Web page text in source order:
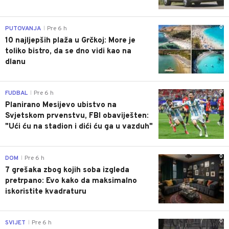
0
PUTOVANJA Pre 6 h
10 najljepših plaža u Grčkoj: More je
toliko bistro, da se dno vidi kao na
dlanu
0
FUDBAL Pre 6 h
Planirano Mesijevo ubistvo na
Svjetskom prvenstvu, FBI obaviješten:
"Ući ću na stadion i dići ću ga u vazduh"
0
DOM Pre 6 h
7 grešaka zbog kojih soba izgleda
pretrpano: Evo kako da maksimalno
iskoristite kvadraturu
0
SVIJET Pre 6 h